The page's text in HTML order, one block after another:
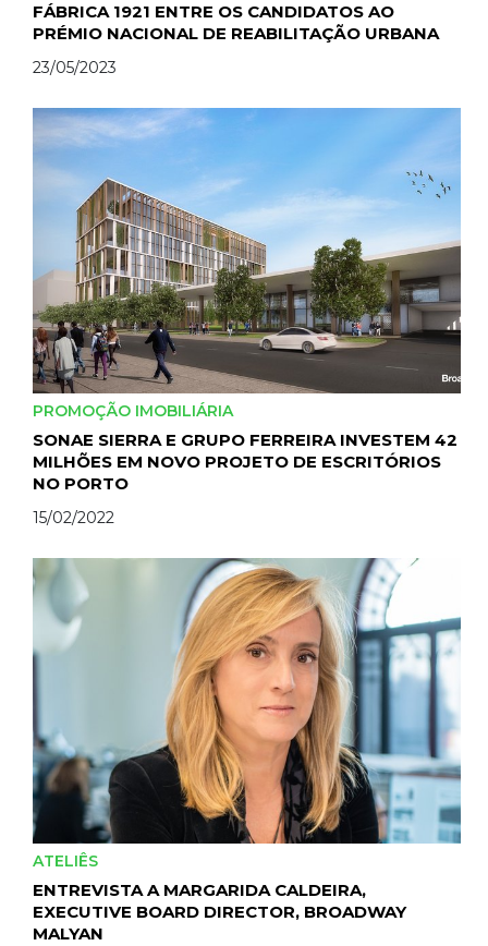
FÁBRICA 1921 ENTRE OS CANDIDATOS AO
PRÉMIO NACIONAL DE REABILITAÇÃO URBANA
23/05/2023
PROMOÇÃO IMOBILIÁRIA
SONAE SIERRA E GRUPO FERREIRA INVESTEM 42
MILHÕES EM NOVO PROJETO DE ESCRITÓRIOS
NO PORTO
15/02/2022
ATELIÊS
ENTREVISTA A MARGARIDA CALDEIRA,
EXECUTIVE BOARD DIRECTOR, BROADWAY
MALYAN